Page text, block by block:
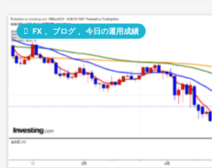
 FX ブログ 今日の運用成績